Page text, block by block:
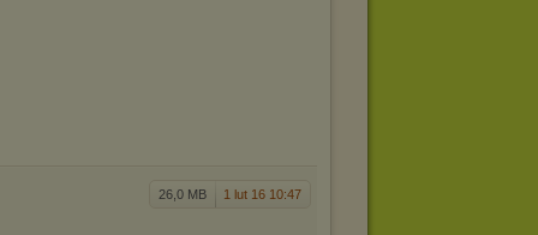
26,0 MB 1 lut 16 10:47